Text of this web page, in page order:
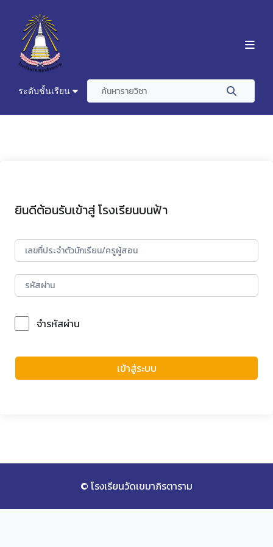
ระดับชั้นเรียน
ยินดีต้อนรับเข้าสู่ โรงเรียนบนฟ้า
จำรหัสผ่าน
เข้าสู่ระบบ
© โรงเรียนวัดเขมาภิรตาราม